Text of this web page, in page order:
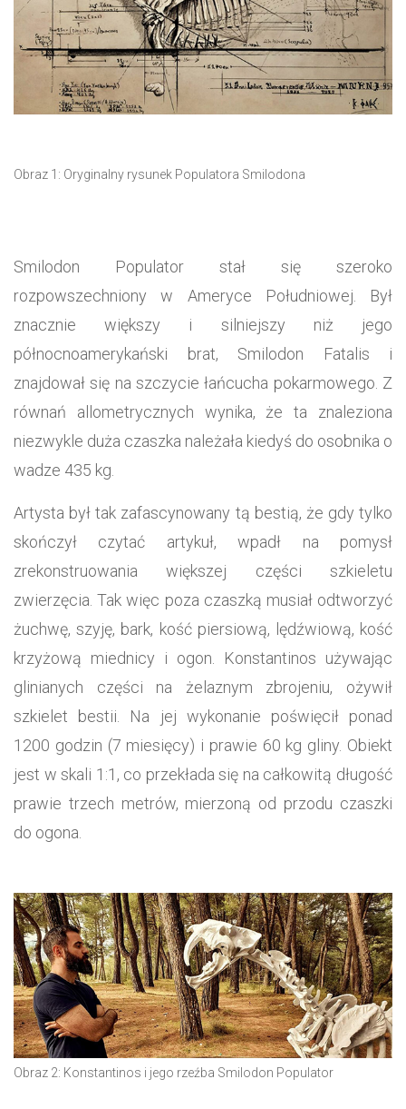
Obraz 1: Oryginalny rysunek Populatora Smilodona
Smilodon Populator stał się szeroko
rozpowszechniony w Ameryce Południowej. Był
znacznie większy i silniejszy niż jego
północnoamerykański brat, Smilodon Fatalis i
znajdował się na szczycie łańcucha pokarmowego. Z
równań allometrycznych wynika, że ta znaleziona
niezwykle duża czaszka należała kiedyś do osobnika o
wadze 435 kg.
Artysta był tak zafascynowany tą bestią, że gdy tylko
skończył czytać artykuł, wpadł na pomysł
zrekonstruowania większej części szkieletu
zwierzęcia. Tak więc poza czaszką musiał odtworzyć
żuchwę, szyję, bark, kość piersiową, lędźwiową, kość
krzyżową miednicy i ogon. Konstantinos używając
glinianych części na żelaznym zbrojeniu, ożywił
szkielet bestii. Na jej wykonanie poświęcił ponad
1200 godzin (7 miesięcy) i prawie 60 kg gliny. Obiekt
jest w skali 1:1, co przekłada się na całkowitą długość
prawie trzech metrów, mierzoną od przodu czaszki
do ogona.
Obraz 2: Konstantinos i jego rzeźba Smilodon Populator